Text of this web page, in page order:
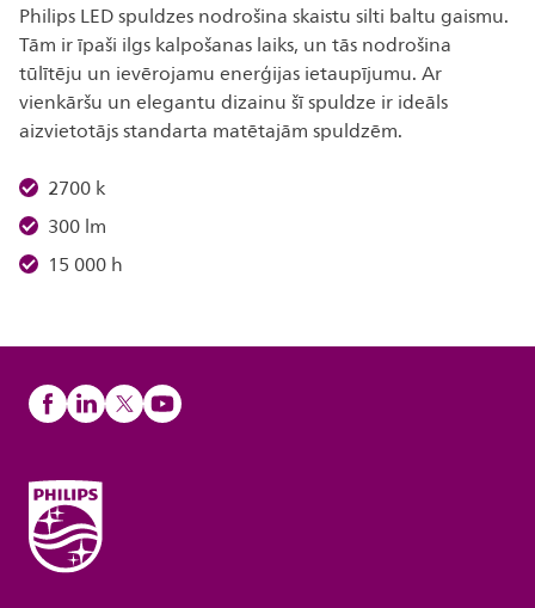
Philips LED spuldzes nodrošina skaistu silti baltu gaismu.
Tām ir īpaši ilgs kalpošanas laiks, un tās nodrošina
tūlītēju un ievērojamu enerģijas ietaupījumu. Ar
vienkāršu un elegantu dizainu šī spuldze ir ideāls
aizvietotājs standarta matētajām spuldzēm.
2700 k
300 lm
15 000 h